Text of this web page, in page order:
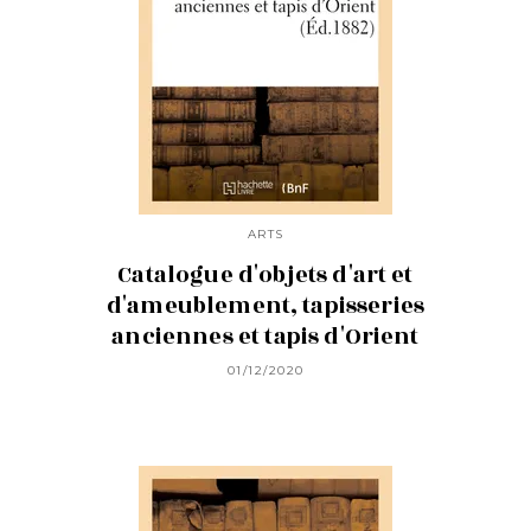
ARTS
Catalogue d'objets d'art et
d'ameublement, tapisseries
anciennes et tapis d'Orient
01/12/2020